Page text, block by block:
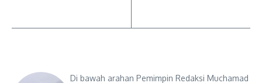
Di bawah arahan Pemimpin Redaksi Muchamad